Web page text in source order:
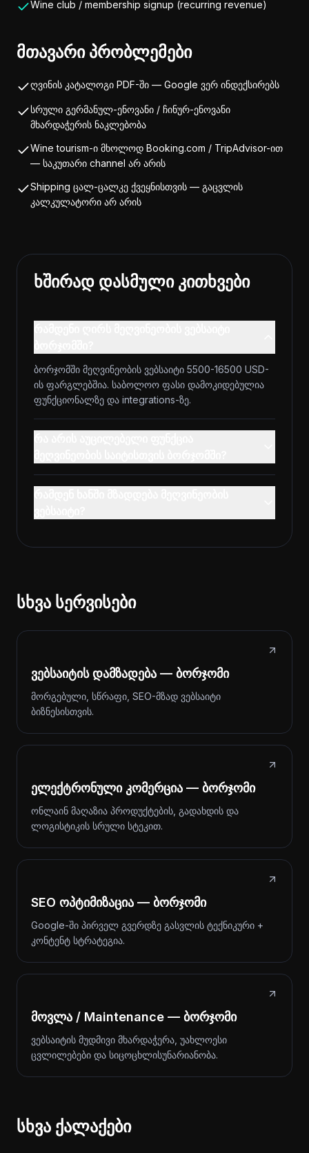
Wine club / membership signup (recurring revenue)
მთავარი პრობლემები
ღვინის კატალოგი PDF-ში — Google ვერ ინდექსირებს
სრული გერმანულ-ენოვანი / ჩინურ-ენოვანი
მხარდაჭერის ნაკლებობა
Wine tourism-ი მხოლოდ Booking.com / TripAdvisor-ით
— საკუთარი channel არ არის
Shipping ცალ-ცალკე ქვეყნისთვის — გაცვლის
კალკულატორი არ არის
ხშირად დასმული კითხვები
ბორჯომში მეღვინეობის ვებსაიტი 5500-16500 USD-
ის ფარგლებშია. საბოლოო ფასი დამოკიდებულია
ფუნქციონალზე და integrations-ზე.
სხვა სერვისები
ვებსაიტის დამზადება — ბორჯომი
მორგებული, სწრაფი, SEO-მზად ვებსაიტი
ბიზნესისთვის.
ელექტრონული კომერცია — ბორჯომი
ონლაინ მაღაზია პროდუქტების, გადახდის და
ლოგისტიკის სრული სტეკით.
SEO ოპტიმიზაცია — ბორჯომი
Google-ში პირველ გვერდზე გასვლის ტექნიკური +
კონტენტ სტრატეგია.
მოვლა / Maintenance — ბორჯომი
ვებსაიტის მუდმივი მხარდაჭერა, უახლოესი
ცვლილებები და სიცოცხლისუნარიანობა.
სხვა ქალაქები